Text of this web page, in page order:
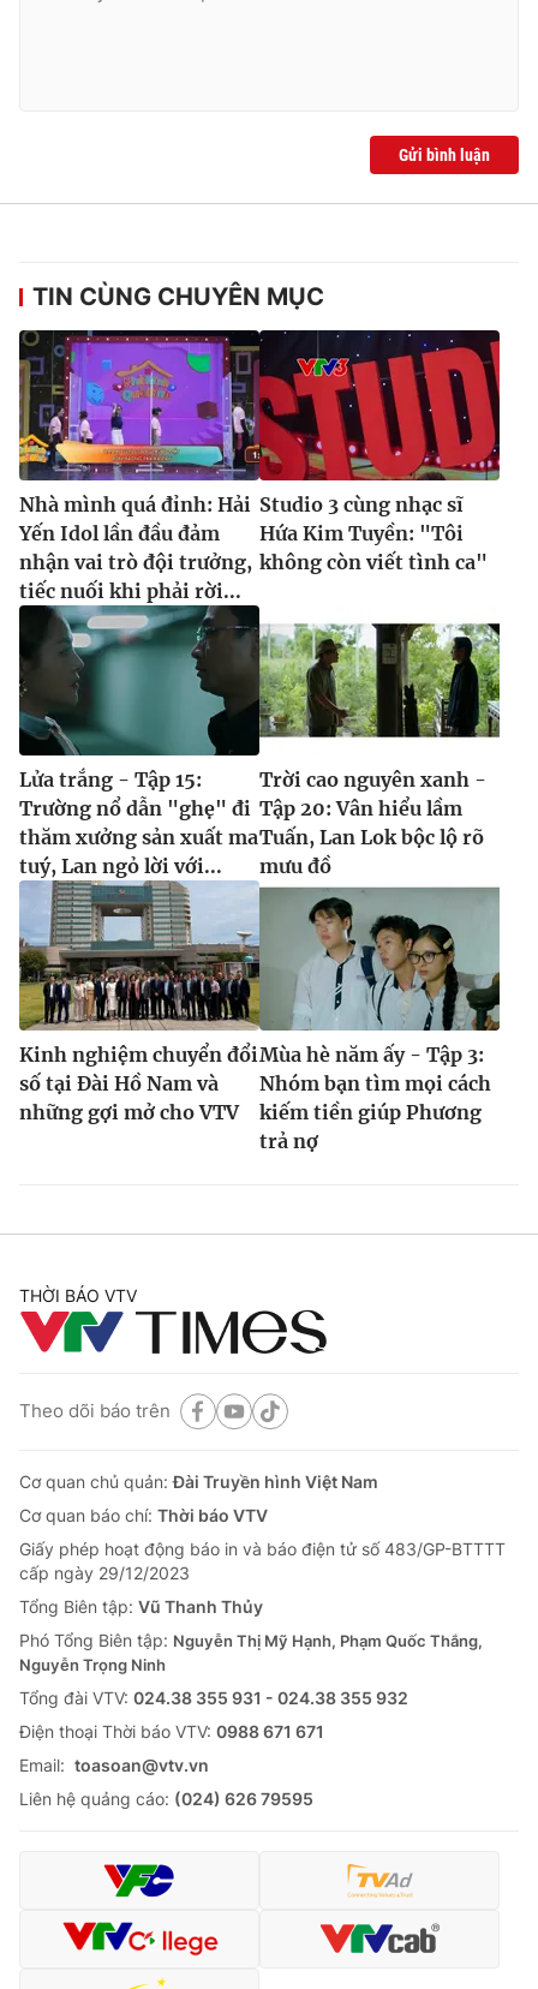
Gửi bình luận
TIN CÙNG CHUYÊN MỤC
Nhà mình quá đỉnh: Hải
Yến Idol lần đầu đảm
nhận vai trò đội trưởng,
tiếc nuối khi phải rời...
Studio 3 cùng nhạc sĩ
Hứa Kim Tuyền: "Tôi
không còn viết tình ca"
Lửa trắng - Tập 15:
Trường nổ dẫn "ghẹ" đi
thăm xưởng sản xuất ma
tuý, Lan ngỏ lời với...
Trời cao nguyên xanh -
Tập 20: Vân hiểu lầm
Tuấn, Lan Lok bộc lộ rõ
mưu đồ
Kinh nghiệm chuyển đổi
số tại Đài Hồ Nam và
những gợi mở cho VTV
Mùa hè năm ấy - Tập 3:
Nhóm bạn tìm mọi cách
kiếm tiền giúp Phương
trả nợ
THỜI BÁO VTV
Theo dõi báo trên
Cơ quan chủ quản:Đài Truyền hình Việt Nam
Cơ quan báo chí: Thời báo VTV
Giấy phép hoạt động báo in và báo điện tử số 483/GP-BTTTT
cấp ngày 29/12/2023
Tổng Biên tập: Vũ Thanh Thủy
Phó Tổng Biên tập: Nguyễn Thị Mỹ Hạnh, Phạm Quốc Thắng,
Nguyễn Trọng Ninh
Tổng đài VTV: 024.38 355 931 - 024.38 355 932
Ðiện thoại Thời báo VTV: 0988 671 671
Email: toasoan@vtv.vn
Liên hệ quảng cáo: (024) 626 79595